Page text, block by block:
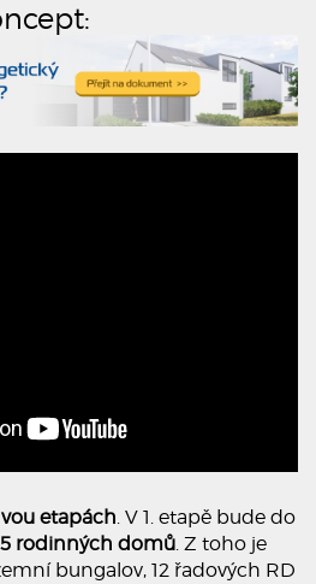
etapách. V 1. etapě bude do
rodinných domů. Z toho je
bungalov, 12 řadových RD